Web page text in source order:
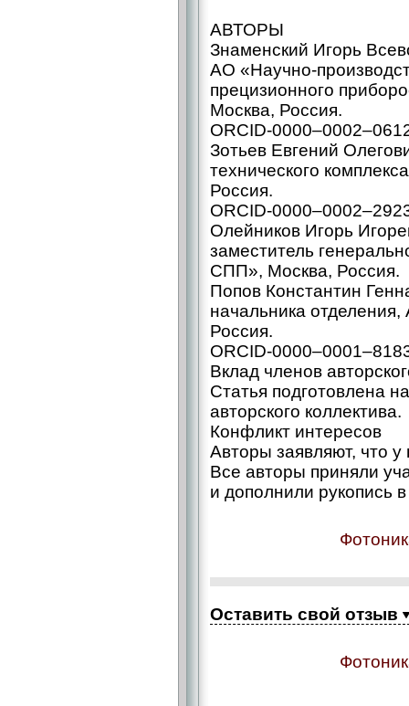
АВТОРЫ
Знаменский Игорь
АО «Научно-­
прецизионного
Москва, Россия.
Зотьев Евгений
технического
Россия.
Олейников Игорь
заместитель
СПП», Москва, Россия.
Попов Константин
начальника
Россия.
Вклад членов
Статья подготовлена
авторского коллектива.
Конфликт интересов
Авторы заявляют, что
Все авторы приняли
и дополнили рукопись
Оставить свой отзыв